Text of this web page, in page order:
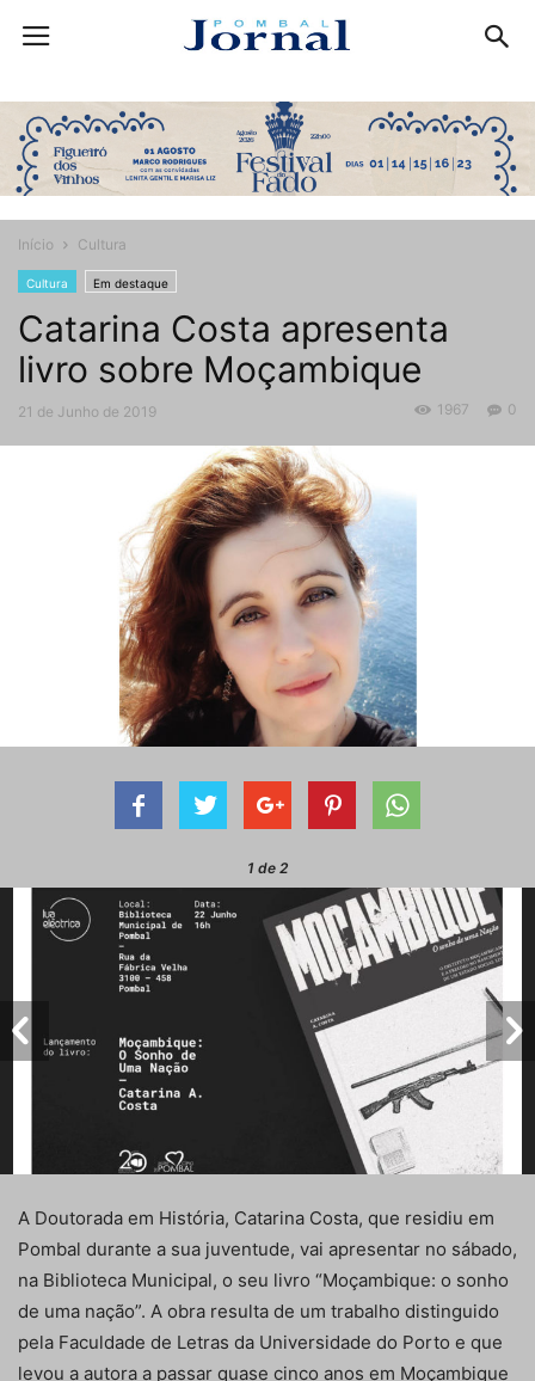
Início Cultura
Cultura Em destaque
Catarina Costa apresenta
livro sobre Moçambique
21 de Junho de 2019 0
1967
1 de 2
A Doutorada em História, Catarina Costa, que residiu em
Pombal durante a sua juventude, vai apresentar no sábado,
na Biblioteca Municipal, o seu livro “Moçambique: o sonho
de uma nação”. A obra resulta de um trabalho distinguido
pela Faculdade de Letras da Universidade do Porto e que
levou a autora a passar quase cinco anos em Moçambique